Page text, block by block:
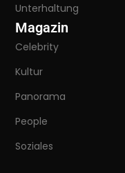
Unterhaltung
Magazin
Celebrity
Kultur
Panorama
People
Soziales